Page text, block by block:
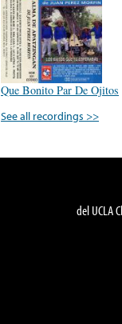
Que Bonito Par De Ojitos
See all recordings >>
del UCLA